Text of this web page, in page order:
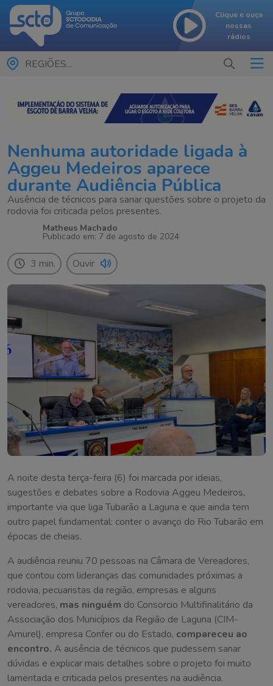
Clique e ouça
nossas
rádios
REGIÕES...
Nenhuma autoridade ligada à
Aggeu Medeiros aparece
durante Audiência Pública
Ausência de técnicos para sanar questões sobre o projeto da
rodovia foi criticada pelos presentes.
Matheus Machado
Publicado em: 7 de agosto de 2024
3 min. Ouvir
A noite desta terça-feira (6) foi marcada por ideias,
sugestões e debates sobre a Rodovia Aggeu Medeiros,
importante via que liga Tubarão a Laguna e que ainda tem
outro papel fundamental: conter o avanço do Rio Tubarão em
épocas de cheias.
A audiência reuniu 70 pessoas na Câmara de Vereadores,
que contou com lideranças das comunidades próximas a
rodovia, pecuaristas da região, empresas e alguns
vereadores, mas ninguém do Consorcio Multifinalitário da
Associação dos Municípios da Região de Laguna (CIM-
Amurel), empresa Confer ou do Estado, compareceu ao
encontro. A ausência de técnicos que pudessem sanar
dúvidas e explicar mais detalhes sobre o projeto foi muito
lamentada e criticada pelos presentes na audiência.